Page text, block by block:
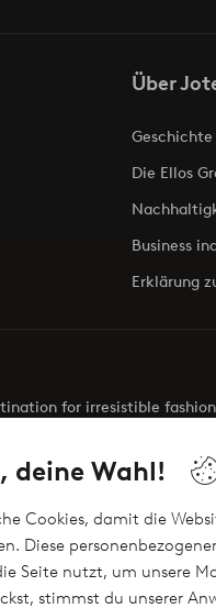
deine Wahl!
Cookies, damit die
Diese
Seite nutzt, um unsere
stimmst du unserer
Über
Geschichte
Die Ellos
Business
Erklärung
for irresistible
bezahlen oder